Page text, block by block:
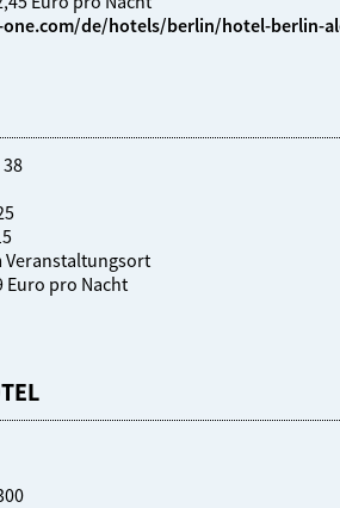
de/hotels/berlin/hotel-berlin-
Veranstaltungsort
Euro pro Nacht